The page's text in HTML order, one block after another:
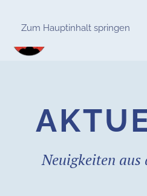
Zum Hauptinhalt springen
Neuigkeiten aus